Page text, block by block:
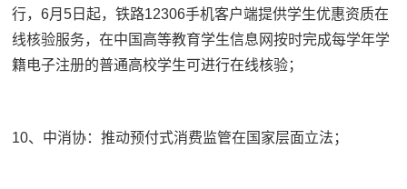
行，6月5日起，铁路12306手机客户端提供学生优惠资质在
线核验服务，在中国高等教育学生信息网按时完成每学年学
籍电子注册的普通高校学生可进行在线核验；
10、中消协：推动预付式消费监管在国家层面立法；